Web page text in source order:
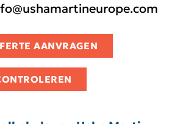
AANVRAGEN